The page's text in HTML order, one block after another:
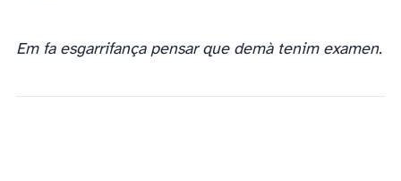
Em fa esgarrifança pensar que demà tenim examen.